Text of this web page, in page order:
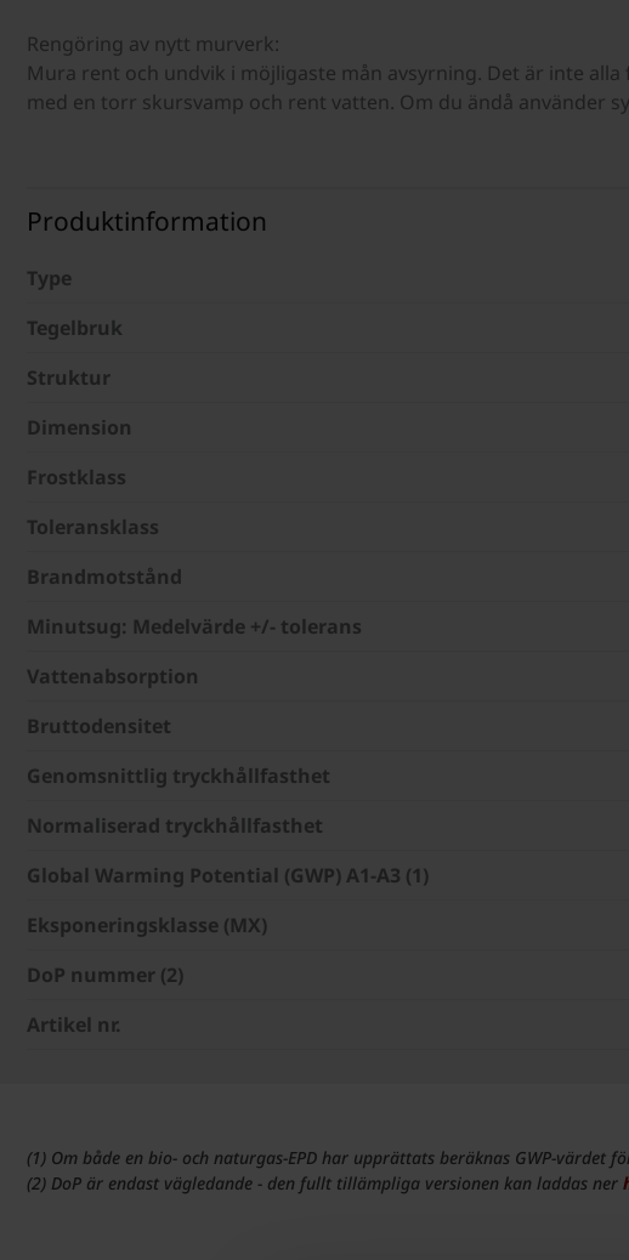
Rengöring av nytt murverk:
Mura rent och undvik i möjligaste mån avsyrning. Det är inte
med en torr skursvamp och rent vatten. Om du ändå använder
Produktinformation
Type
Tegelbruk
Struktur
Dimension
Frostklass
Toleransklass
Brandmotstånd
Minutsug: Medelvärde +/- tolerans
Vattenabsorption
Bruttodensitet
Genomsnittlig tryckhållfasthet
Normaliserad tryckhållfasthet
Global Warming Potential (GWP) A1-A3 (1)
Eksponeringsklasse (MX)
DoP nummer (2)
Artikel nr.
(1) Om både en bio- och naturgas-EPD har upprättats beräknas GWP-värdet
(2) DoP är endast vägledande - den fullt tillämpliga versionen kan laddas ner